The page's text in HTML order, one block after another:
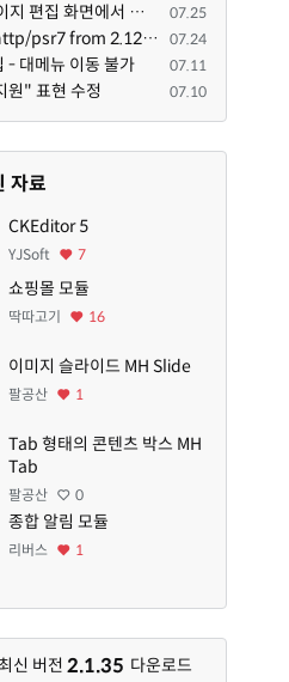
[page] 위젯 페이지 편집 화면에서 위젯이 Context의 module_info를 덮어쓰면 저장이 ERR_ACT_IS_NOT_STANDALONE으로 실패 07.25
Bump guzzlehttp/psr7 from 2.12.1 to 2.12.3 in /common 07.24
- 대메뉴 이동 불가 07.11
원" 표현 수정 07.10
자료
CKEditor 5
YJSoft 7
쇼핑몰 모듈
딱따고기 16
이미지 슬라이드 MH Slide
팔공산 1
Tab 형태의 콘텐츠 박스 MH
Tab
팔공산 0
종합 알림 모듈
리버스 1
신 버전 2.1.35 다운로드